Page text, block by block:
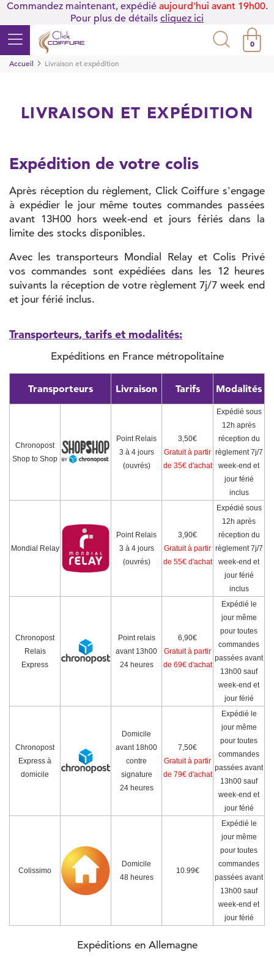
Commandez maintenant, expédié aujourd'hui avant 19h00.
Pour plus de détails cliquez ici
0
Accueil
Livraison et expédition
LIVRAISON ET EXPÉDITION
Expédition de votre colis
Après réception du règlement, Click Coiffure s'engage
à expédier le jour même toutes commandes passées
avant 13H00 hors week-end et jours fériés dans la
limite des stocks disponibles.
Avec les transporteurs Mondial Relay et Colis Privé
vos commandes sont expédiées dans les 12 heures
suivants la réception de votre règlement 7j/7 week end
et jour férié inclus.
Transporteurs, tarifs et modalités:
Expéditions en France métropolitaine
Transporteurs Livraison Tarifs Modalités
Chronopost
Shop to Shop
Point Relais
3 à 4 jours
(ouvrés)
3,50€
Gratuit à partir
de 35€ d'achat
Expédié sous
12h après
réception du
règlement 7j/7
week-end et
jour férié
inclus
Mondial Relay
Point Relais
3 à 4 jours
(ouvrés)
3,90€
Gratuit à partir
de 55€ d'achat
Expédié sous
12h après
réception du
règlement 7j/7
week-end et
jour férié
inclus
Chronopost
Relais
Express
Point relais
avant 13h00
24 heures
6,90€
Gratuit à partir
de 69€ d'achat
Expédié le
jour même
pour toutes
commandes
passées avant
13h00 sauf
week-end et
jour férié
Chronopost
Express à
domicile
Domicile
avant 18h00
contre
signature
24 heures
7,50€
Gratuit à partir
de 79€ d'achat
Expédié le
jour même
pour toutes
commandes
passées avant
13h00 sauf
week-end et
jour férié
Colissimo
Domicile
48 heures
10.99€
Expédié le
jour même
pour toutes
commandes
passées avant
13h00 sauf
week-end et
jour férié
Expéditions en Allemagne